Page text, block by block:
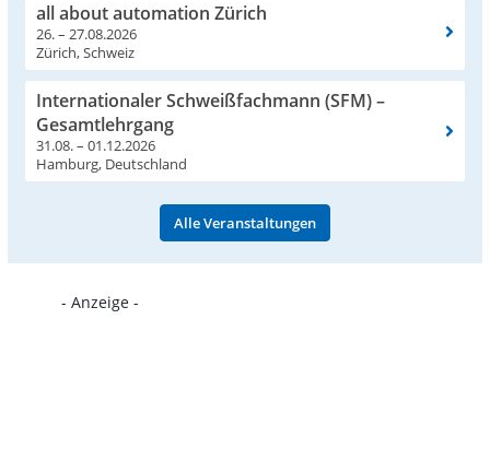
all about automation Zürich
26. – 27.08.2026
Zürich, Schweiz
Internationaler Schweißfachmann (SFM) –
Gesamtlehrgang
31.08. – 01.12.2026
Hamburg, Deutschland
Alle Veranstaltungen
- Anzeige -